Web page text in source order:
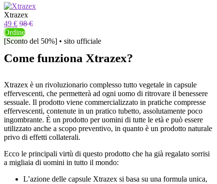
Xtrazex
49 € 98 €
Ordine
[Sconto del 50%] • sito ufficiale
Come funziona Xtrazex?
Xtrazex è un rivoluzionario complesso tutto vegetale in capsule
effervescenti, che permetterà ad ogni uomo di ritrovare il benessere
sessuale. Il prodotto viene commercializzato in pratiche compresse
effervescenti, contenute in un pratico tubetto, assolutamente poco
ingombrante. È un prodotto per uomini di tutte le età e può essere
utilizzato anche a scopo preventivo, in quanto è un prodotto naturale
privo di effetti collaterali.
Ecco le principali virtù di questo prodotto che ha già regalato sorrisi
a migliaia di uomini in tutto il mondo:
L’azione delle capsule Xtrazex si basa su una formula unica,